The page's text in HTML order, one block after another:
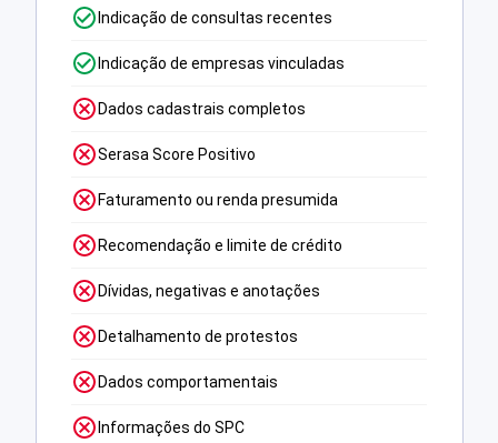
Indicação de consultas recentes
Indicação de empresas vinculadas
Dados cadastrais completos
Serasa Score Positivo
Faturamento ou renda presumida
Recomendação e limite de crédito
Dívidas, negativas e anotações
Detalhamento de protestos
Dados comportamentais
Informações do SPC